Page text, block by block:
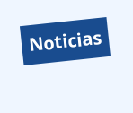
Noticias